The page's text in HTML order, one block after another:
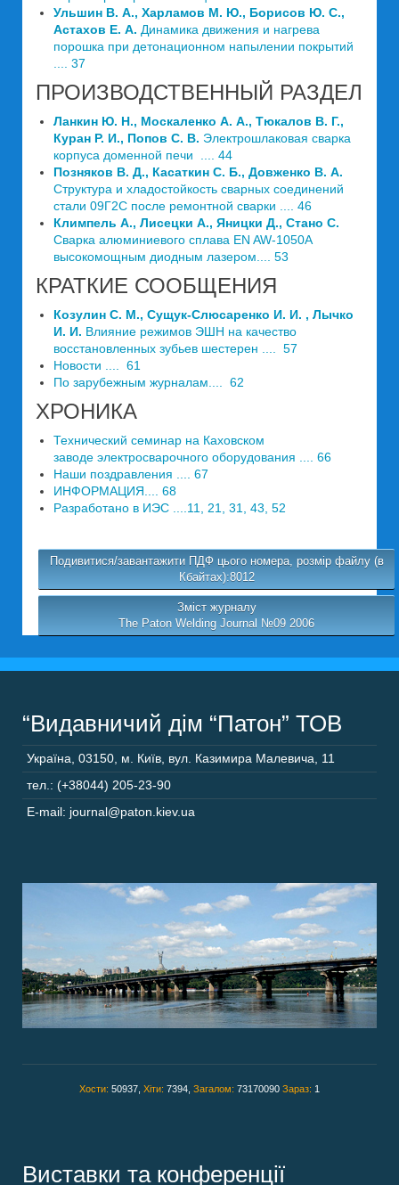
Ульшин В. А., Харламов М. Ю., Борисов Ю. С.,
Астахов Е. А. Динамика движения и нагрева
порошка при детонационном напылении покрытий
.... 37
ПРОИЗВОДСТВЕННЫЙ РАЗДЕЛ
Ланкин Ю. Н., Москаленко А. А., Тюкалов В. Г.,
Куран Р. И., Попов С. В. Электрошлаковая сварка
корпуса доменной печи .... 44
Позняков В. Д., Касаткин С. Б., Довженко В. А.
Структура и хладостойкость сварных соединений
стали 09Г2С после ремонтной сварки .... 46
Климпель А., Лисецки А., Яницки Д., Стано С.
Сварка алюминиевого сплава EN AW-1050A
высокомощным диодным лазером.... 53
КРАТКИЕ СООБЩЕНИЯ
Козулин С. М., Сущук-Слюсаренко И. И. , Лычко
И. И. Влияние режимов ЭШН на качество
восстановленных зубьев шестерен .... 57
Новости .... 61
По зарубежным журналам.... 62
ХРОНИКА
Технический семинар на Каховском
заводе электросварочного оборудования .... 66
Наши поздравления .... 67
ИНФОРМАЦИЯ.... 68
Разработано в ИЭС ....11, 21, 31, 43, 52
Подивитися/завантажити ПДФ цього номера, розмір файлу (в
Кбайтах):8012
Зміст журналу
The Paton Welding Journal №09 2006
“Видавничий дім “Патон” ТОВ
Україна 03150 м. Київ, вул. Казимира Малевича, 11
тел.: (+38044) 205-23-90
E-mail: journal@paton.kiev.ua
Хости: 50937, Хіти: 7394, Загалом: 73170090 Зараз: 1
Виставки та конференції